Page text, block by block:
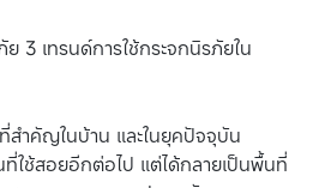
3 เทรนด์การใช้กระจกนิรภัยใน
ำคัญในบ้าน และในยุคปัจจุบัน
ที่ใช้สอยอีกต่อไป แต่ได้กลายเป็นพื้นที่